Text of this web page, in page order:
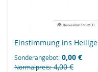
Einstimmung ins Heilige
Sonderangebot 0,00 €
Normalpreis 4,00 €